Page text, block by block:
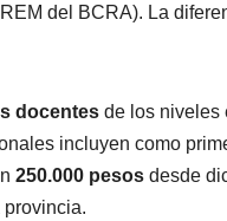
del BCRA). La
docentes de los niveles
incluyen como
250.000 pesos desde